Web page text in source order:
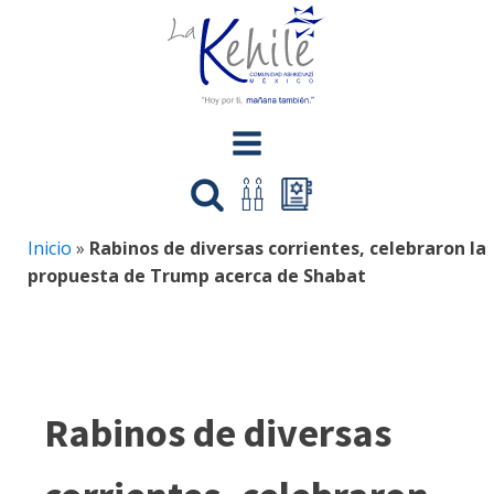
Inicio » Rabinos de diversas corrientes, celebraron la
propuesta de Trump acerca de Shabat
Rabinos de diversas